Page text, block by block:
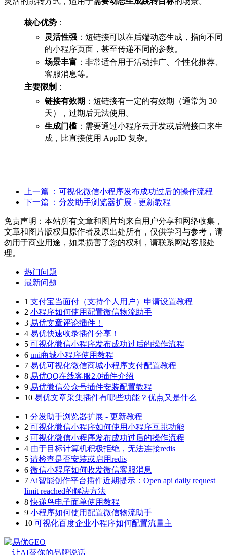
核心优势 ：
灵活性强 ：短链接可以在后端动态生成，指向不同
的小程序页面，甚至传递不同的参数。
场景丰富 ：非常适合用于活动推广、个性化推荐、
客服消息等。
主要限制 ：
链接有效期 ：短链接有一定的有效期（通常为 30
天），过期后无法使用。
生成门槛：需要通过小程序云开发或后端接口来生
成，比直接使用 AppID 复杂。
上一篇
：可视化微信小程序发布成功过后的操作流程
下一篇
：分发助手浏览器扩展 - 更新教程
免责声明：本站所有文章和图片均来自用户分享和网络收集，
文章和图片版权归原作者及原出处所有，仅供学习与参考，请
勿用于商业用途，如果损害了您的权利，请联系网站客服处
理。
热门问题
最新问题
1 支付宝当面付（支持个人用户）申请设置教程
2 小程序如何使用配置微信物流助手
3 易优文章评论插件！
4 易优快速收录插件分享！
5 可视化微信小程序发布成功过后的操作流程
6 uni商城小程序使用教程
7 易优可视化微信商城小程序支付配置教程
8 易优QQ在线客服2.0插件介绍
9 易优微信公众号插件安装配置教程
10 易优文章采集插件有哪些功能？优点又是什么
1 分发助手浏览器扩展 - 更新教程
2 可视化微信小程序如何使用小程序互跳功能
3 可视化微信小程序发布成功过后的操作流程
4 由于目标计算机积极拒绝，无法连接redis
5 请检查是否安装或启用redis
6 微信小程序如何收发微信客服消息
7 Ai智能创作平台插件近期提示：Open api daily request
limit reached的解决方法
8快递鸟电子面单使用教程
9 小程序如何使用配置微信物流助手
10 可视化百度企业小程序如何配置流量主
易优GEO
让AI替你的品牌说话